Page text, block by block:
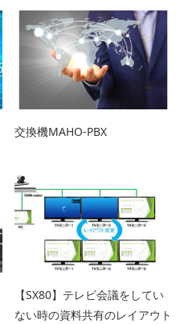
交換機MAHO-PBX
【SX80】テレビ会議をしてい
ない時の資料共有のレイアウト